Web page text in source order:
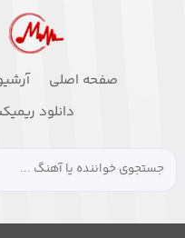
صفحه اصلی
دانلود